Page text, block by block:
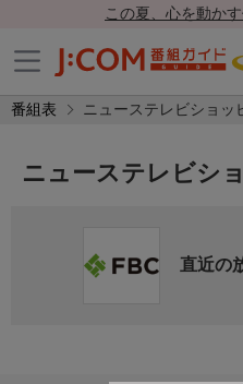
この夏、心を動か
番組表 ニューステレビショッ
ニューステレビシ
直近の